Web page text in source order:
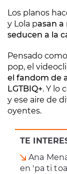
TE
Ana
en 'pa ti
Los planos
y Lola pasan a
seducen a la
Pensado
pop, el
el fandom de
LGTBIQ+. Y lo
y ese aire de
oyentes.